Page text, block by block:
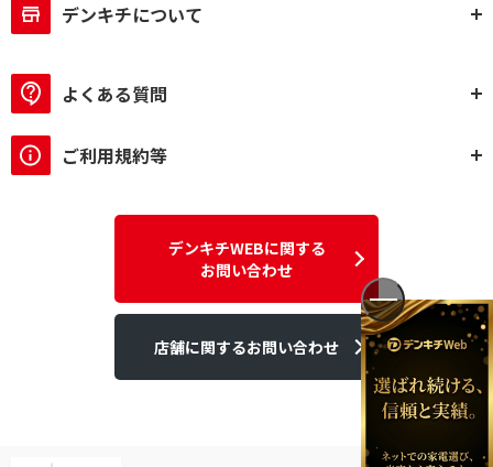
デンキチについて
よくある質問
ご利用規約等
デンキチWEBに関する
お問い合わせ
店舗に関するお問い合わせ